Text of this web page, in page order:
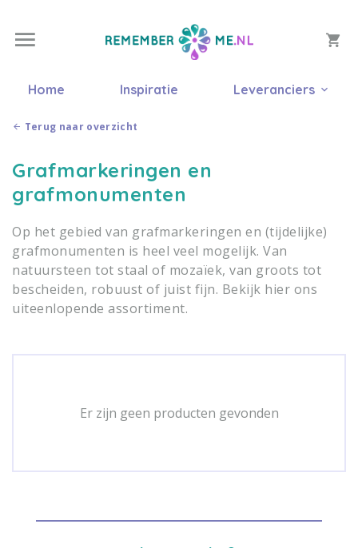
Home Inspiratie Leveranciers
Terug naar overzicht
Grafmarkeringen en
grafmonumenten
Op het gebied van grafmarkeringen en (tijdelijke)
grafmonumenten is heel veel mogelijk. Van
natuursteen tot staal of mozaïek, van groots tot
bescheiden, robuust of juist fijn. Bekijk hier ons
uiteenlopende assortiment.
Er zijn geen producten gevonden